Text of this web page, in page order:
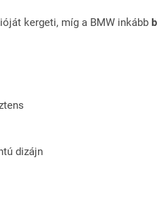
kergeti, míg a BMW inkább
dizájn